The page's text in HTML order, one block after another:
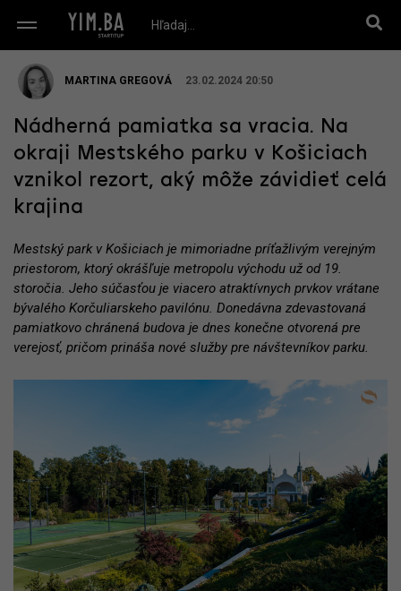
MARTINA GREGOVÁ 23.02.2024 20:50
Nádherná pamiatka sa vracia. Na
okraji Mestského parku v Košiciach
vznikol rezort, aký môže závidieť celá
krajina
Mestský park v Košiciach je mimoriadne príťažlivým verejným
priestorom, ktorý okrášľuje metropolu východu už od 19.
storočia. Jeho súčasťou je viacero atraktívnych prvkov vrátane
bývalého Korčuliarskeho pavilónu. Donedávna zdevastovaná
pamiatkovo chránená budova je dnes konečne otvorená pre
verejosť, pričom prináša nové služby pre návštevníkov parku.